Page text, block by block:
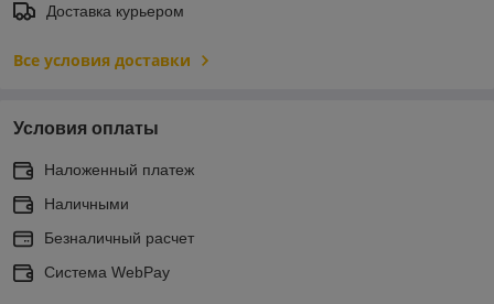
Доставка курьером
Все условия доставки
Условия оплаты
Наложенный платеж
Наличными
Безналичный расчет
Система WebPay